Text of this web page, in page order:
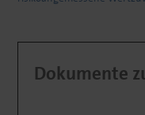
Dokumente